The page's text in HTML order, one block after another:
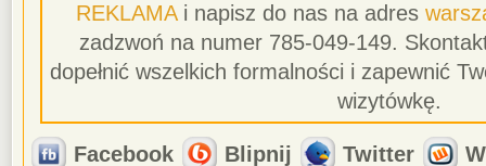
REKLAMAi napisz do nas na adres
zadzwoń na numer 785-049-149.
dopełnić wszelkich formalności i zapewnić
wizytówkę.
Facebook Blipnij Twitter